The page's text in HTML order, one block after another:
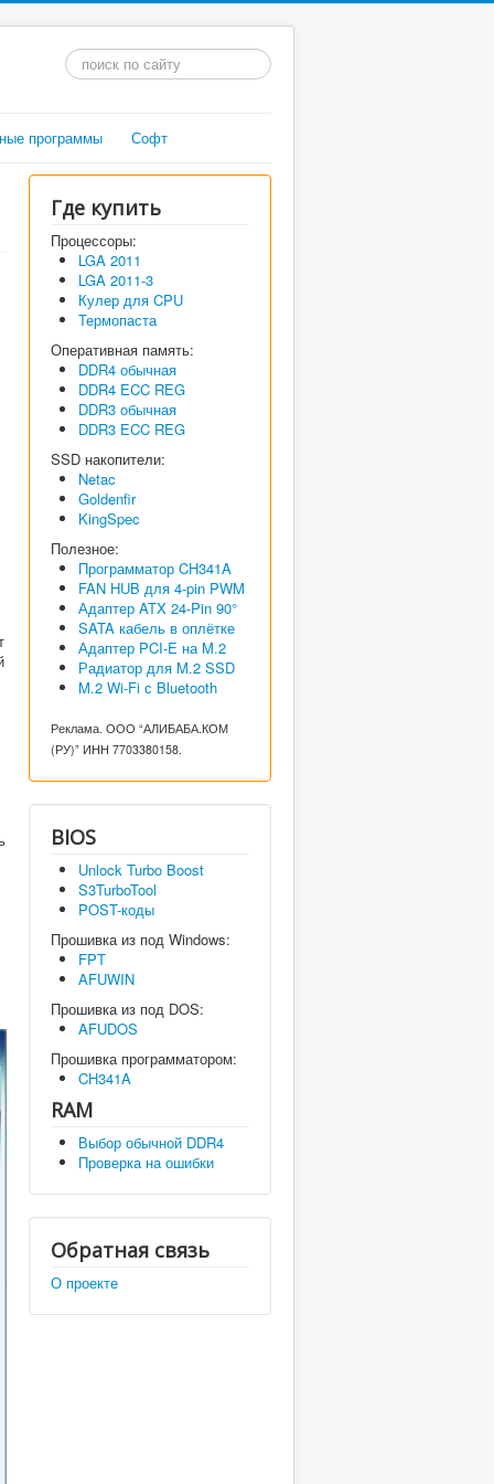
Искать...
программы Софт
Где купить
Процессоры:
LGA 2011
LGA 2011-3
Кулер для CPU
Термопаста
Оперативная память:
DDR4 обычная
DDR4 ECC REG
DDR3 обычная
DDR3 ECC REG
SSD накопители:
Netac
Goldenfir
KingSpec
Полезное:
Программатор CH341A
FAN HUB для 4-pin PWM
Адаптер ATX 24-Pin 90°
SATA кабель в оплётке
Адаптер PCI-E на M.2
Радиатор для M.2 SSD
M.2 Wi-Fi с Bluetooth
Реклама. ООО “АЛИБАБА.КОМ
(РУ)” ИНН 7703380158.
BIOS
Unlock Turbo Boost
S3TurboTool
POST-коды
Прошивка из под Windows:
FPT
AFUWIN
Прошивка из под DOS:
AFUDOS
Прошивка программатором:
CH341A
RAM
Выбор обычной DDR4
Проверка на ошибки
Обратная связь
О проекте